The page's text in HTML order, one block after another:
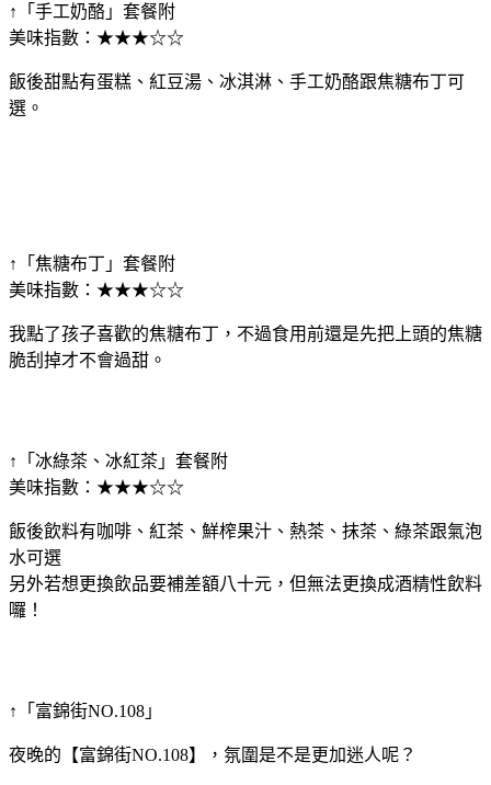
↑「手工奶酪」套餐附
美味指數：★★★☆☆
飯後甜點有蛋糕、紅豆湯、冰淇淋、手工奶酪跟焦糖布丁可
選。
↑「焦糖布丁」套餐附
美味指數：★★★☆☆
我點了孩子喜歡的焦糖布丁，不過食用前還是先把上頭的焦糖
脆刮掉才不會過甜。
↑「冰綠茶、冰紅茶」套餐附
美味指數：★★★☆☆
飯後飲料有咖啡、紅茶、鮮榨果汁、熱茶、抹茶、綠茶跟氣泡
水可選
另外若想更換飲品要補差額八十元，但無法更換成酒精性飲料
囉！
↑「富錦街NO.108」
夜晚的【富錦街NO.108】，氛圍是不是更加迷人呢？